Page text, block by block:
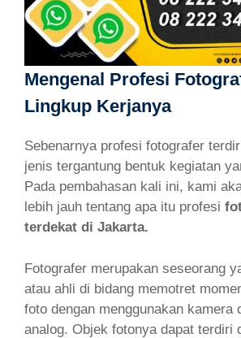
Mengenal Profesi
Lingkup Kerjanya
Sebenarnya profesi fotografer
jenis tergantung bentuk kegiatan
Pada pembahasan kali ini, kami
lebih jauh tentang apa itu profesi
terdekat di Jakarta.
Fotografer merupakan seseorang
atau ahli di bidang memotret
foto dengan menggunakan kamera
analog. Objek fotonya dapat terdiri